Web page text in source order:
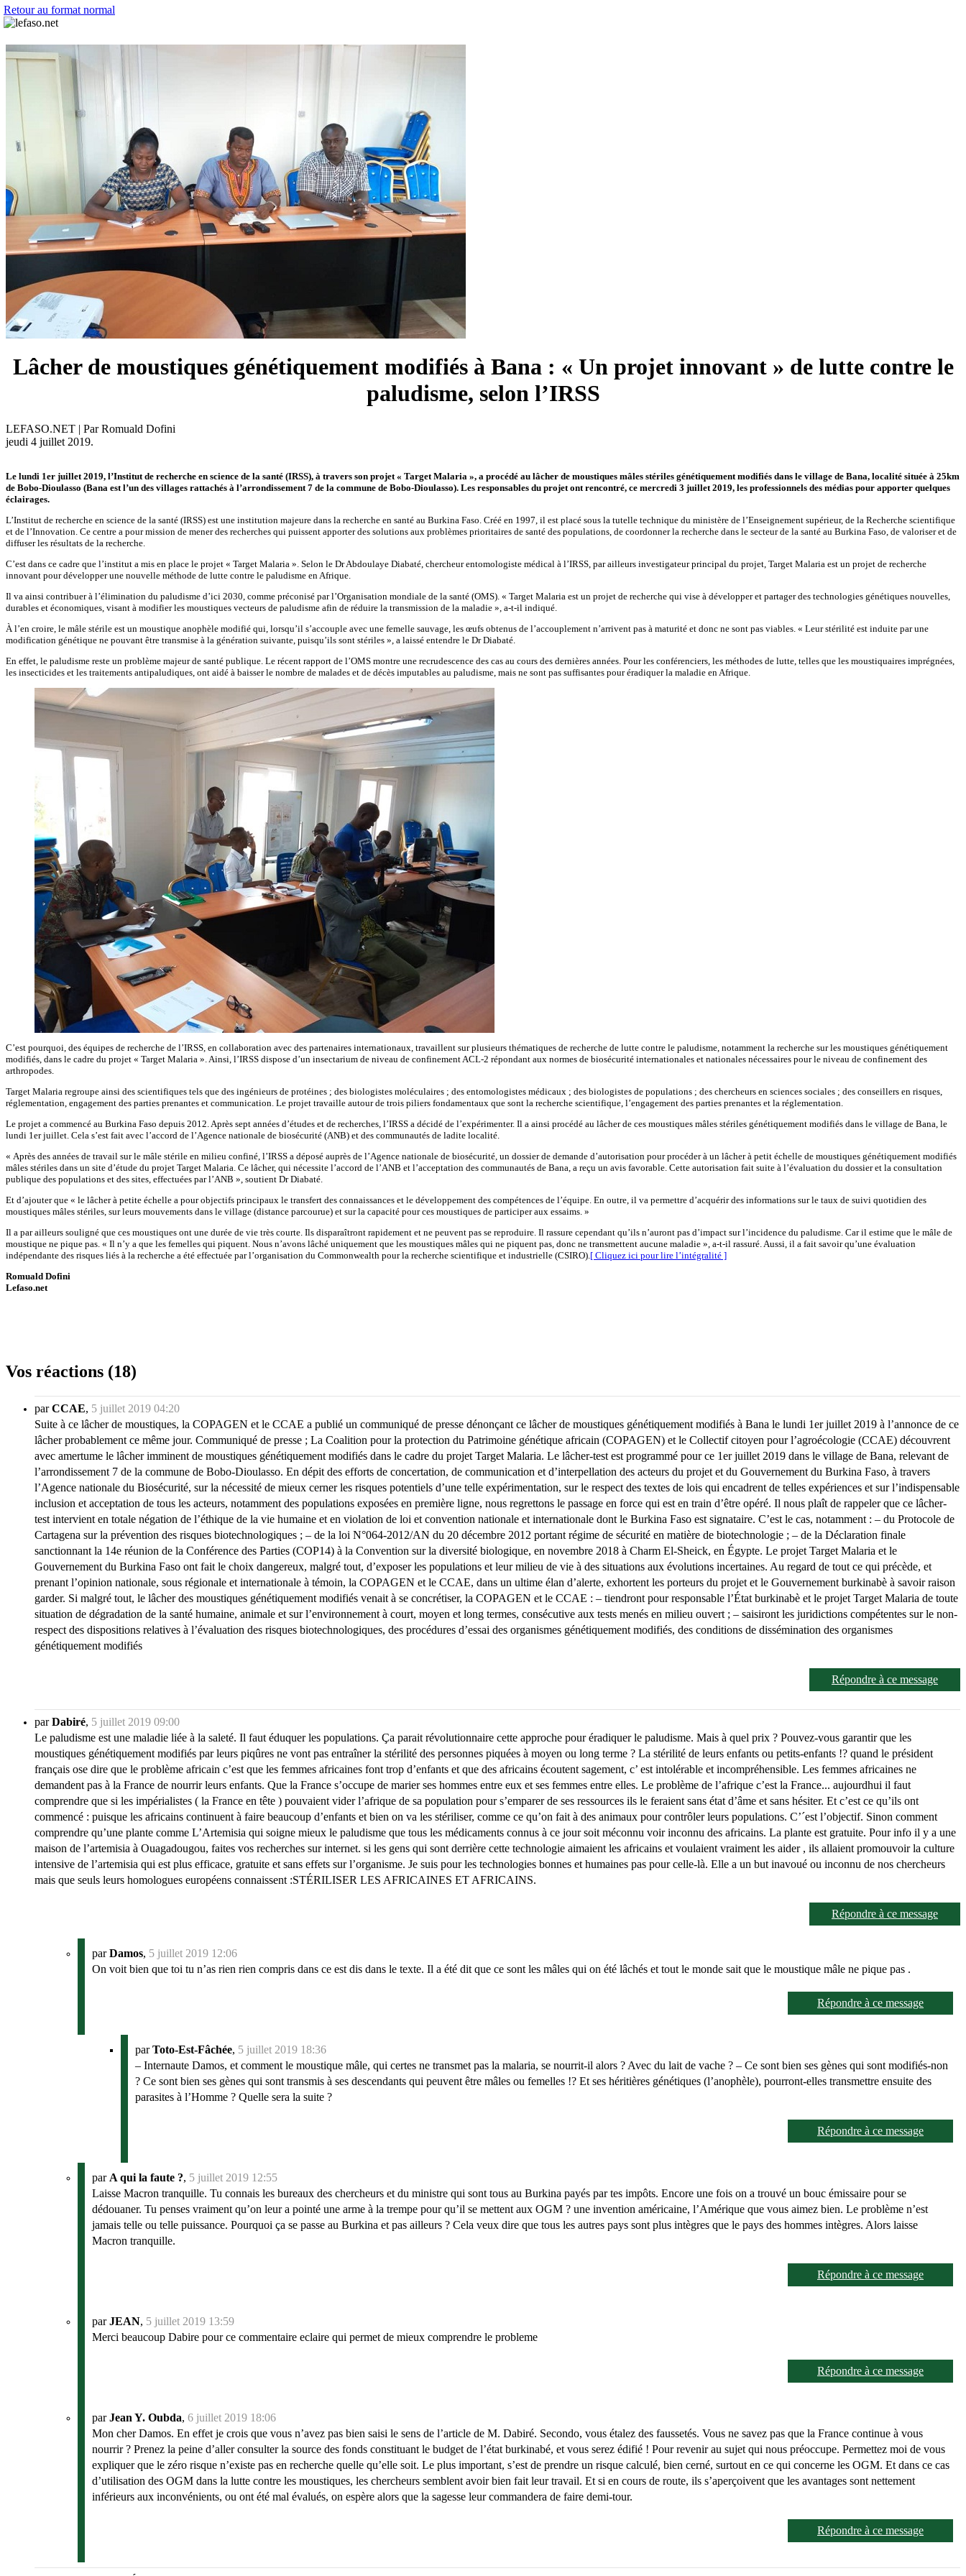
Retour au format normal
Lâcher de moustiques génétiquement modifiés à Bana : « Un projet innovant » de lutte contre le
paludisme, selon l’IRSS
LEFASO.NET | Par Romuald Dofini
jeudi 4 juillet 2019.
Le lundi 1er juillet 2019, l’Institut de recherche en science de la santé (IRSS), à travers son projet « Target Malaria », a procédé au lâcher de moustiques mâles stériles génétiquement modifiés dans le village de Bana, localité située à 25km
de Bobo-Dioulasso (Bana est l’un des villages rattachés à l’arrondissement 7 de la commune de Bobo-Dioulasso). Les responsables du projet ont rencontré, ce mercredi 3 juillet 2019, les professionnels des médias pour apporter quelques
éclairages.
L’Institut de recherche en science de la santé (IRSS) est une institution majeure dans la recherche en santé au Burkina Faso. Créé en 1997, il est placé sous la tutelle technique du ministère de l’Enseignement supérieur, de la Recherche scientifique
et de l’Innovation. Ce centre a pour mission de mener des recherches qui puissent apporter des solutions aux problèmes prioritaires de santé des populations, de coordonner la recherche dans le secteur de la santé au Burkina Faso, de valoriser et de
diffuser les résultats de la recherche.
C’est dans ce cadre que l’institut a mis en place le projet « Target Malaria ». Selon le Dr Abdoulaye Diabaté, chercheur entomologiste médical à l’IRSS, par ailleurs investigateur principal du projet, Target Malaria est un projet de recherche
innovant pour développer une nouvelle méthode de lutte contre le paludisme en Afrique.
Il va ainsi contribuer à l’élimination du paludisme d’ici 2030, comme préconisé par l’Organisation mondiale de la santé (OMS). « Target Malaria est un projet de recherche qui vise à développer et partager des technologies génétiques nouvelles,
durables et économiques, visant à modifier les moustiques vecteurs de paludisme afin de réduire la transmission de la maladie », a-t-il indiqué.
À l’en croire, le mâle stérile est un moustique anophèle modifié qui, lorsqu’il s’accouple avec une femelle sauvage, les œufs obtenus de l’accouplement n’arrivent pas à maturité et donc ne sont pas viables. « Leur stérilité est induite par une
modification génétique ne pouvant être transmise à la génération suivante, puisqu’ils sont stériles », a laissé entendre le Dr Diabaté.
En effet, le paludisme reste un problème majeur de santé publique. Le récent rapport de l’OMS montre une recrudescence des cas au cours des dernières années. Pour les conférenciers, les méthodes de lutte, telles que les moustiquaires imprégnées,
les insecticides et les traitements antipaludiques, ont aidé à baisser le nombre de malades et de décès imputables au paludisme, mais ne sont pas suffisantes pour éradiquer la maladie en Afrique.
C’est pourquoi, des équipes de recherche de l’IRSS, en collaboration avec des partenaires internationaux, travaillent sur plusieurs thématiques de recherche de lutte contre le paludisme, notamment la recherche sur les moustiques génétiquement
modifiés, dans le cadre du projet « Target Malaria ». Ainsi, l’IRSS dispose d’un insectarium de niveau de confinement ACL-2 répondant aux normes de biosécurité internationales et nationales nécessaires pour le niveau de confinement des
arthropodes.
Target Malaria regroupe ainsi des scientifiques tels que des ingénieurs de protéines ; des biologistes moléculaires ; des entomologistes médicaux ; des biologistes de populations ; des chercheurs en sciences sociales ; des conseillers en risques,
réglementation, engagement des parties prenantes et communication. Le projet travaille autour de trois piliers fondamentaux que sont la recherche scientifique, l’engagement des parties prenantes et la réglementation.
Le projet a commencé au Burkina Faso depuis 2012. Après sept années d’études et de recherches, l’IRSS a décidé de l’expérimenter. Il a ainsi procédé au lâcher de ces moustiques mâles stériles génétiquement modifiés dans le village de Bana, le
lundi 1er juillet. Cela s’est fait avec l’accord de l’Agence nationale de biosécurité (ANB) et des communautés de ladite localité.
« Après des années de travail sur le mâle stérile en milieu confiné, l’IRSS a déposé auprès de l’Agence nationale de biosécurité, un dossier de demande d’autorisation pour procéder à un lâcher à petit échelle de moustiques génétiquement modifiés
mâles stériles dans un site d’étude du projet Target Malaria. Ce lâcher, qui nécessite l’accord de l’ANB et l’acceptation des communautés de Bana, a reçu un avis favorable. Cette autorisation fait suite à l’évaluation du dossier et la consultation
publique des populations et des sites, effectuées par l’ANB », soutient Dr Diabaté.
Et d’ajouter que « le lâcher à petite échelle a pour objectifs principaux le transfert des connaissances et le développement des compétences de l’équipe. En outre, il va permettre d’acquérir des informations sur le taux de suivi quotidien des
moustiques mâles stériles, sur leurs mouvements dans le village (distance parcourue) et sur la capacité pour ces moustiques de participer aux essaims. »
Il a par ailleurs souligné que ces moustiques ont une durée de vie très courte. Ils disparaîtront rapidement et ne peuvent pas se reproduire. Il rassure cependant qu’ils n’auront pas d’impact sur l’incidence du paludisme. Car il estime que le mâle de
moustique ne pique pas. « Il n’y a que les femelles qui piquent. Nous n’avons lâché uniquement que les moustiques mâles qui ne piquent pas, donc ne transmettent aucune maladie », a-t-il rassuré. Aussi, il a fait savoir qu’une évaluation
indépendante des risques liés à la recherche a été effectuée par l’organisation du Commonwealth pour la recherche scientifique et industrielle (CSIRO). [ Cliquez ici pour lire l’intégralité ]
Romuald Dofini
Lefaso.net
Vos réactions (18)
parCCAE, 5 juillet 2019 04:20
Suite à ce lâcher de moustiques, la COPAGEN et le CCAE a publié un communiqué de presse dénonçant ce lâcher de moustiques génétiquement modifiés à Bana le lundi 1er juillet 2019 à l’annonce de ce
lâcher probablement ce même jour. Communiqué de presse ; La Coalition pour la protection du Patrimoine génétique africain (COPAGEN) et le Collectif citoyen pour l’agroécologie (CCAE) découvrent
avec amertume le lâcher imminent de moustiques génétiquement modifiés dans le cadre du projet Target Malaria. Le lâcher-test est programmé pour ce 1er juillet 2019 dans le village de Bana, relevant de
l’arrondissement 7 de la commune de Bobo-Dioulasso. En dépit des efforts de concertation, de communication et d’interpellation des acteurs du projet et du Gouvernement du Burkina Faso, à travers
l’Agence nationale du Biosécurité, sur la nécessité de mieux cerner les risques potentiels d’une telle expérimentation, sur le respect des textes de lois qui encadrent de telles expériences et sur l’indispensable
inclusion et acceptation de tous les acteurs, notamment des populations exposées en première ligne, nous regrettons le passage en force qui est en train d’être opéré. Il nous plaît de rappeler que ce lâcher-
test intervient en totale négation de l’éthique de la vie humaine et en violation de loi et convention nationale et internationale dont le Burkina Faso est signataire. C’est le cas, notamment : – du Protocole de
Cartagena sur la prévention des risques biotechnologiques ; – de la loi N°064-2012/AN du 20 décembre 2012 portant régime de sécurité en matière de biotechnologie ; – de la Déclaration finale
sanctionnant la 14e réunion de la Conférence des Parties (COP14) à la Convention sur la diversité biologique, en novembre 2018 à Charm El-Sheick, en Égypte. Le projet Target Malaria et le
Gouvernement du Burkina Faso ont fait le choix dangereux, malgré tout, d’exposer les populations et leur milieu de vie à des situations aux évolutions incertaines. Au regard de tout ce qui précède, et
prenant l’opinion nationale, sous régionale et internationale à témoin, la COPAGEN et le CCAE, dans un ultime élan d’alerte, exhortent les porteurs du projet et le Gouvernement burkinabè à savoir raison
garder. Si malgré tout, le lâcher des moustiques génétiquement modifiés venait à se concrétiser, la COPAGEN et le CCAE : – tiendront pour responsable l’État burkinabè et le projet Target Malaria de toute
situation de dégradation de la santé humaine, animale et sur l’environnement à court, moyen et long termes, consécutive aux tests menés en milieu ouvert ; – saisiront les juridictions compétentes sur le non-
respect des dispositions relatives à l’évaluation des risques biotechnologiques, des procédures d’essai des organismes génétiquement modifiés, des conditions de dissémination des organismes
génétiquement modifiés
Répondre à ce message
parDabiré, 5 juillet 2019 09:00
Le paludisme est une maladie liée à la saleté. Il faut éduquer les populations. Ça parait révolutionnaire cette approche pour éradiquer le paludisme. Mais à quel prix ? Pouvez-vous garantir que les
moustiques génétiquement modifiés par leurs piqûres ne vont pas entraîner la stérilité des personnes piquées à moyen ou long terme ? La stérilité de leurs enfants ou petits-enfants !? quand le président
français ose dire que le problème africain c’est que les femmes africaines font trop d’enfants et que des africains écoutent sagement, c’ est intolérable et incompréhensible. Les femmes africaines ne
demandent pas à la France de nourrir leurs enfants. Que la France s’occupe de marier ses hommes entre eux et ses femmes entre elles. Le problème de l’afrique c’est la France... aujourdhui il faut
comprendre que si les impérialistes ( la France en tête ) pouvaient vider l’afrique de sa population pour s’emparer de ses ressources ils le feraient sans état d’âme et sans hésiter. Et c’est ce qu’ils ont
commencé : puisque les africains continuent à faire beaucoup d’enfants et bien on va les stériliser, comme ce qu’on fait à des animaux pour contrôler leurs populations. C’´est l’objectif. Sinon comment
comprendre qu’une plante comme L’Artemisia qui soigne mieux le paludisme que tous les médicaments connus à ce jour soit méconnu voir inconnu des africains. La plante est gratuite. Pour info il y a une
maison de l’artemisia à Ouagadougou, faites vos recherches sur internet. si les gens qui sont derrière cette technologie aimaient les africains et voulaient vraiment les aider , ils allaient promouvoir la culture
intensive de l’artemisia qui est plus efficace, gratuite et sans effets sur l’organisme. Je suis pour les technologies bonnes et humaines pas pour celle-là. Elle a un but inavoué ou inconnu de nos chercheurs
mais que seuls leurs homologues européens connaissent :STÉRILISER LES AFRICAINES ET AFRICAINS.
Répondre à ce message
parDamos, 5 juillet 2019 12:06
On voit bien que toi tu n’as rien rien compris dans ce est dis dans le texte. Il a été dit que ce sont les mâles qui on été lâchés et tout le monde sait que le moustique mâle ne pique pas .
Répondre à ce message
parToto-Est-Fâchée, 5 juillet 2019 18:36
– Internaute Damos, et comment le moustique mâle, qui certes ne transmet pas la malaria, se nourrit-il alors ? Avec du lait de vache ? – Ce sont bien ses gènes qui sont modifiés-non
? Ce sont bien ses gènes qui sont transmis à ses descendants qui peuvent être mâles ou femelles !? Et ses héritières génétiques (l’anophèle), pourront-elles transmettre ensuite des
parasites à l’Homme ? Quelle sera la suite ?
Répondre à ce message
par A qui la faute ?, 5 juillet 2019 12:55
Laisse Macron tranquille. Tu connais les bureaux des chercheurs et du ministre qui sont tous au Burkina payés par tes impôts. Encore une fois on a trouvé un bouc émissaire pour se
dédouaner. Tu penses vraiment qu’on leur a pointé une arme à la trempe pour qu’il se mettent aux OGM ? une invention américaine, l’Amérique que vous aimez bien. Le problème n’est
jamais telle ou telle puissance. Pourquoi ça se passe au Burkina et pas ailleurs ? Cela veux dire que tous les autres pays sont plus intègres que le pays des hommes intègres. Alors laisse
Macron tranquille.
Répondre à ce message
parJEAN, 5 juillet 2019 13:59
Merci beaucoup Dabire pour ce commentaire eclaire qui permet de mieux comprendre le probleme
Répondre à ce message
parJean Y. Oubda, 6 juillet 2019 18:06
Mon cher Damos. En effet je crois que vous n’avez pas bien saisi le sens de l’article de M. Dabiré. Secondo, vous étalez des faussetés. Vous ne savez pas que la France continue à vous
nourrir ? Prenez la peine d’aller consulter la source des fonds constituant le budget de l’état burkinabé, et vous serez édifié ! Pour revenir au sujet qui nous préoccupe. Permettez moi de vous
expliquer que le zéro risque n’existe pas en recherche quelle qu’elle soit. Le plus important, s’est de prendre un risque calculé, bien cerné, surtout en ce qui concerne les OGM. Et dans ce cas
d’utilisation des OGM dans la lutte contre les moustiques, les chercheurs semblent avoir bien fait leur travail. Et si en cours de route, ils s’aperçoivent que les avantages sont nettement
inférieurs aux inconvénients, ou ont été mal évalués, on espère alors que la sagesse leur commandera de faire demi-tour.
Répondre à ce message